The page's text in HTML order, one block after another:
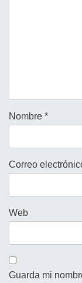
Nombre *
Correo
Web
Guarda mi